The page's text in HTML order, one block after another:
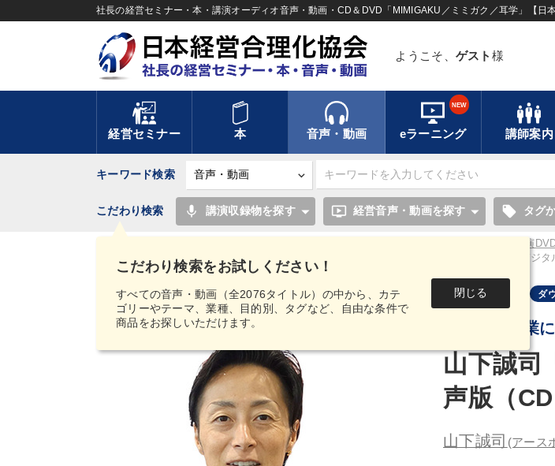
社長の経営セミナー・本・講演オーディオ音声・動画・CD＆DVD「MIMIGAKU／ミミガク／耳学」【日
ようこそ、 ゲスト 様
経営セミナー 本 音声・動画 eラーニング
NEW
講師案内
キーワード検索
こだわり検索をお試しください！
すべての音声・動画（全2076タイトル）の中から、カテ
ゴリーやテーマ、業種、目的別、タグなど、自由な条件で
商品をお探しいただけます。
閉じる
こだわり検索 mic 講演収録物を探す ondemand_video 経営音声・動画を探す local_offer タグ
【MIMIGAKU／ミミガク／耳学】全国経営者セミナー講演CD・講演
トリーミング／ダウンロード
山下誠司「稼ぐナンバー２の実務と心得」音声版（CD・デジタ
音声・動画 ダ
成長する企業
山下誠司
声版（
山下誠司 (アース